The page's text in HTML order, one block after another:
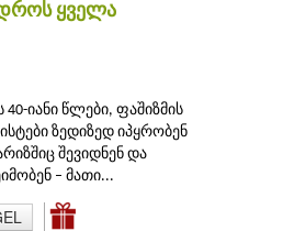
ყველა
40-იანი წლები, ფაშიზმის
ზედიზედ იპყრობენ
შევიდნენ და
– მათი...